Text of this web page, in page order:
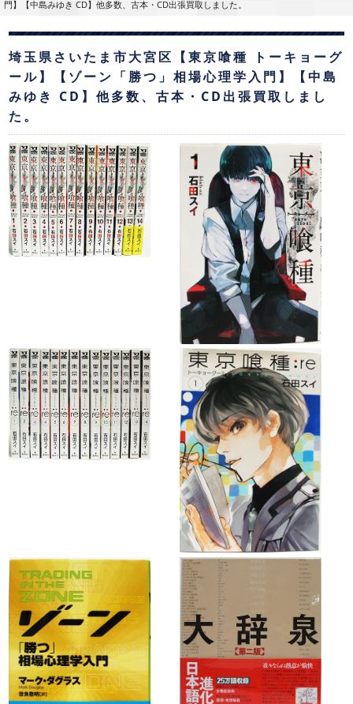
門】【中島みゆき CD】他多数、古本・CD出張買取しました。
埼玉県さいたま市大宮区【東京喰種 トーキョーグ
ール】【ゾーン「勝つ」相場心理学入門】【中島
みゆき CD】他多数、古本・CD出張買取しまし
た。